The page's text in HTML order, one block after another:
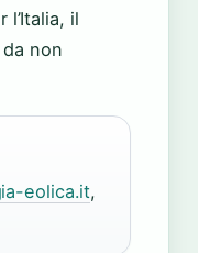
l’Italia, il
non
eolica.it,